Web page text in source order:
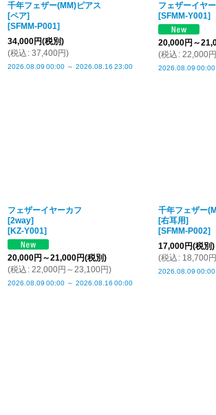
千年フェザー(MM)ピアス
[ペア]
[SFMM-P001]
34,000円(税別)
(税込 : 37,400円)
2026.08.09 00:00 ～ 2026.08.16 23:00
フェザーイヤ
[SFMM-Y001]
20,000円 ～
(税込 : 22,000円
2026.08.09 00:00
フェザーイヤーカフ
[2way]
[KZ-Y001]
20,000円 ～21,000円(税別)
(税込 : 22,000円 ～23,100円)
2026.08.09 00:00 ～ 2026.08.16 00:00
千年フェザー
[右耳用]
[SFMM-P002]
17,000円(税別)
(税込 : 18,700円
2026.08.09 00:00